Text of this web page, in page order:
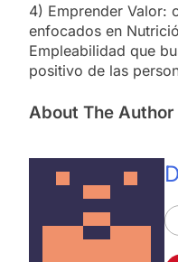
4) Emprender Valor:
enfocados en
Empleabilidad que
positivo de las
About The Author